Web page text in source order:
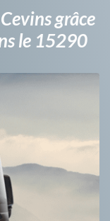
grâce
le 15290